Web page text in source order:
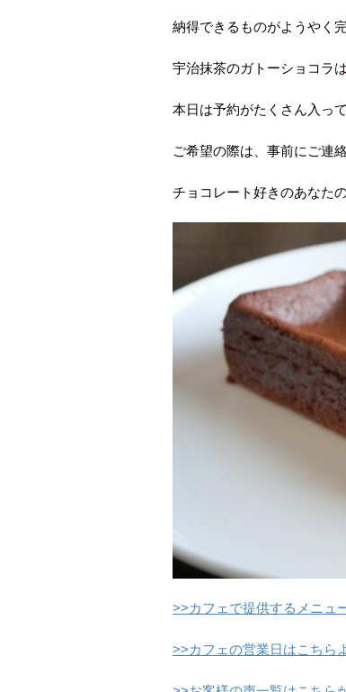
納得できるものがようやく
宇治抹茶のガトーショコラは
本日は予約がたくさん入っ
ご希望の際は、事前にご連
チョコレート好きのあなた
>>カフェで提供するメニュ
>>カフェの営業日はこちら